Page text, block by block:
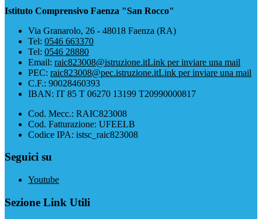
Istituto Comprensivo Faenza "San Rocco"
Via Granarolo, 26 - 48018 Faenza (RA)
Tel: 0546 663370
Tel: 0546 28880
Email: raic823008@istruzione.itLink per inviare una mail
PEC: raic823008@pec.istruzione.itLink per inviare una mail
C.F.: 90028460393
IBAN: IT 85 T 06270 13199 T20990000817
Cod. Mecc.: RAIC823008
Cod. Fatturazione: UFEELB
Codice IPA: istsc_raic823008
Seguici su
Youtube
Sezione Link Utili